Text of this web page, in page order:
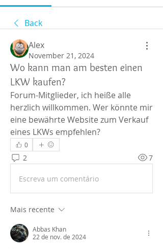
Back
Alex
November 21, 2024
Wo kann man am besten einen
LKW kaufen?
Forum-Mitglieder, ich heiße alle
herzlich willkommen. Wer könnte mir
eine bewährte Website zum Verkauf
eines LKWs empfehlen?
0
2 7
Escreva um comentário
Mais recente
Abbas Khan
22 de nov. de 2024